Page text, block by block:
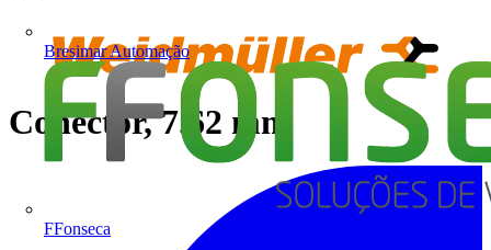
Bresimar Automação
FFonseca
Conector, 7.62 mm